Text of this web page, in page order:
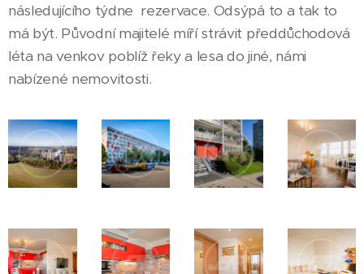
následujícího týdne rezervace. Odsýpá to a tak to
má být. Původní majitelé míří strávit předdůchodová
léta na venkov poblíž řeky a lesa do jiné, námi
nabízené nemovitosti.